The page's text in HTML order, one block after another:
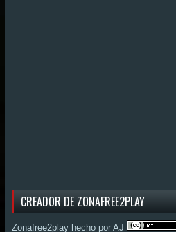
CREADOR DE ZONAFREE2PLAY
Zonafree2play hecho por AJ